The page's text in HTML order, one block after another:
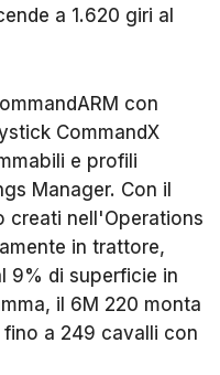
a 1.620 giri al
con
CommandX
e profili
Manager. Con il
creati nell'Operations
in trattore,
9% di superficie in
il 6M 220 monta
a 249 cavalli con